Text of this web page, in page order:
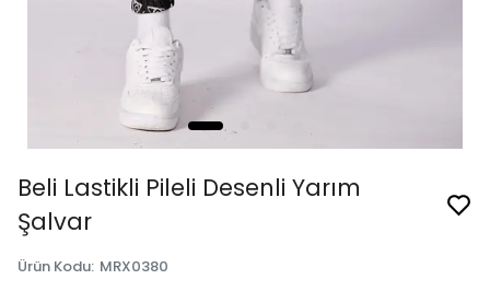
Beli Lastikli Pileli Desenli Yarım
Şalvar
Ürün Kodu: MRX0380